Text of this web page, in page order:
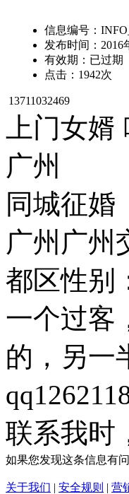
信息编号：
发布时间： 2016
有效期： 已过期
点击： 1942次
13711032469
上门女
广州
同城征婚
广州广州
都区性别
一个过客
的，另一
联系我时
如果您发现这条信息有
关于我们 | 安全规则 | 营